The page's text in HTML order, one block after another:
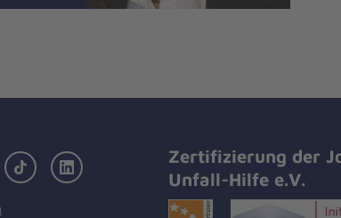
TikTok LinkedIn
Zertifizierung der
Unfall-Hilfe e.V.